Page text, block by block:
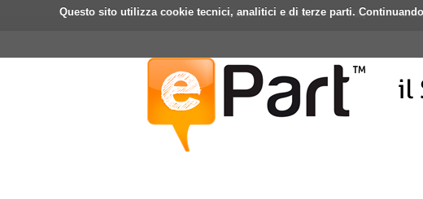
Questo sito utilizza cookie tecnici, analitici e di terze parti.
Home ePart Mobile Faq